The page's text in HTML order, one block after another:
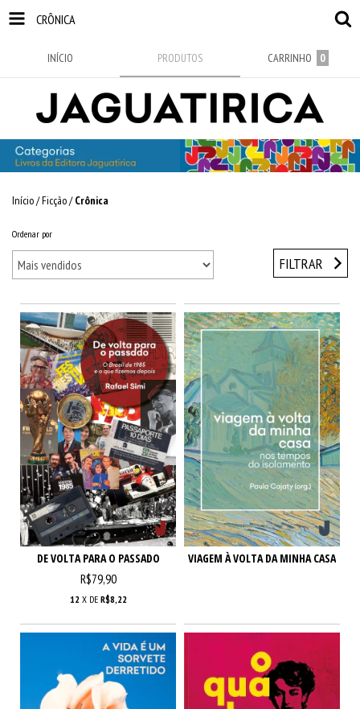
CRÔNICA
INÍCIO PRODUTOS CARRINHO 0
Início/Ficção/ Crônica
Ordenar por
FILTRAR
DE VOLTA PARA O PASSADO
R$79,90
12 X DE R$8,22
VIAGEM À VOLTA DA MINHA CASA